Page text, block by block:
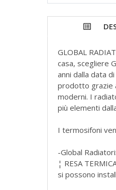
GLOBAL
casa, scegliere
anni dalla data
prodotto grazie
moderni. I
più elementi
I termosifoni
-Global
¦ RESA
si possono